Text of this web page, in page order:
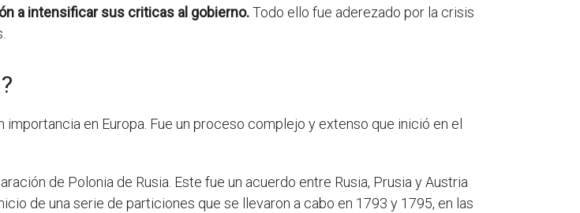
a intensificar sus criticas al gobierno.Todo ello fue aderezado por la crisis
en Europa. Fue un proceso complejo y extenso que inició en el
de Polonia de Rusia. Este fue un acuerdo entre Rusia, Prusia y Austria
de una serie de particiones que se llevaron a cabo en 1793 y 1795, en las